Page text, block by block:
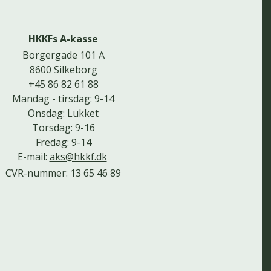
HKKFs A-kasse
Borgergade 101 A
8600 Silkeborg
+45 86 82 61 88
Mandag - tirsdag: 9-14
Onsdag: Lukket
Torsdag: 9-16
Fredag: 9-14
E-mail: aks@hkkf.dk
CVR-nummer: 13 65 46 89